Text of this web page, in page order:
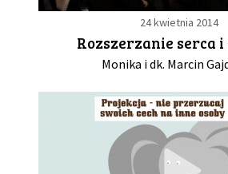
24 kwietnia 2014
Rozszerzanie serca i
Monika i dk. Marcin